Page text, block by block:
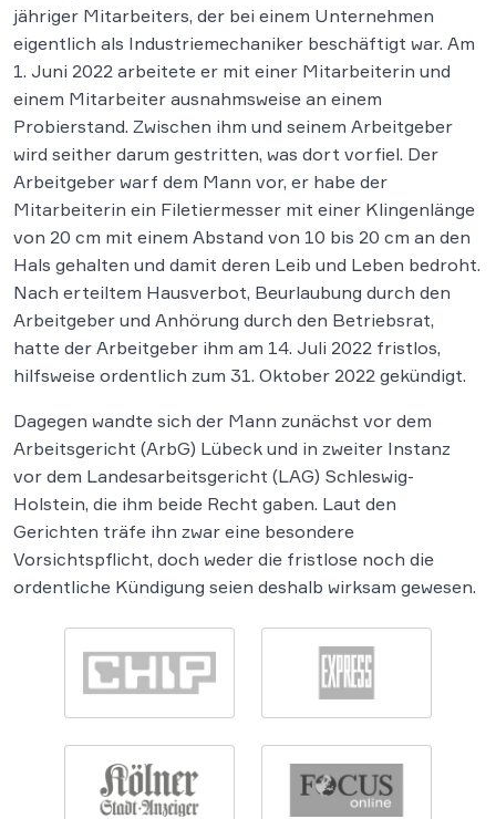
jähriger Mitarbeiters, der bei einem Unternehmen
eigentlich als Industriemechaniker beschäftigt war. Am
1. Juni 2022 arbeitete er mit einer Mitarbeiterin und
einem Mitarbeiter ausnahmsweise an einem
Probierstand. Zwischen ihm und seinem Arbeitgeber
wird seither darum gestritten, was dort vorfiel. Der
Arbeitgeber warf dem Mann vor, er habe der
Mitarbeiterin ein Filetiermesser mit einer Klingenlänge
von 20 cm mit einem Abstand von 10 bis 20 cm an den
Hals gehalten und damit deren Leib und Leben bedroht.
Nach erteiltem Hausverbot, Beurlaubung durch den
Arbeitgeber und Anhörung durch den Betriebsrat,
hatte der Arbeitgeber ihm am 14. Juli 2022 fristlos,
hilfsweise ordentlich zum 31. Oktober 2022 gekündigt.
Dagegen wandte sich der Mann zunächst vor dem
Arbeitsgericht (ArbG) Lübeck und in zweiter Instanz
vor dem Landesarbeitsgericht (LAG) Schleswig-
Holstein, die ihm beide Recht gaben. Laut den
Gerichten träfe ihn zwar eine besondere
Vorsichtspflicht, doch weder die fristlose noch die
ordentliche Kündigung seien deshalb wirksam gewesen.